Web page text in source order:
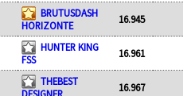
BRUTUSDASH
HORIZONTE
16.945
HUNTER KING
FSS
16.961
THEBEST
16.967